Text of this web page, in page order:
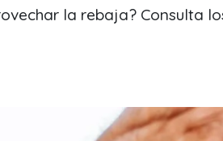
la rebaja? Consulta